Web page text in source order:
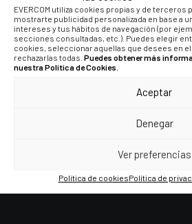
EVERCOM utiliza cookies propias y de terceros
mostrarte publicidad personalizada en base a
intereses y tus hábitos de navegación (por
secciones consultadas, etc.). Puedes elegir
cookies, seleccionar aquellas que desees en
rechazarlas todas. Puedes obtener más
nuestra Política de Cookies.
Aceptar
Denegar
Ver preferencias
Política de cookiesPolítica de
“El SEO ha
ecommerce.”